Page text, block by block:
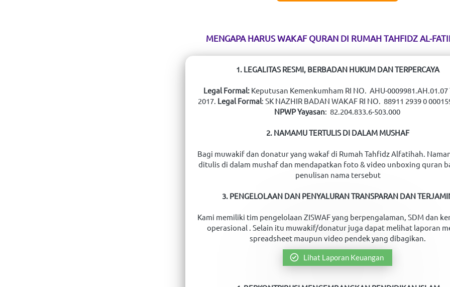
MENGAPA HARUS WAKAF QURAN DI RUMAH TAHFIDZ AL-
1. LEGALITAS RESMI, BERBADAN HUKUM DAN TERPERCAYA
Legal Formal: Keputusan Kemenkumham RI NO.  AHU-0009981.AH.01.07
2017. Legal Formal
NPWP Yayasan: 82.204.833.6-503.000
2. NAMAMU TERTULIS DI DALAM MUSHAF
Bagi muwakif dan donatur yang wakaf di Rumah Tahfidz Alfatihah.
ditulis di dalam mushaf dan mendapatkan foto & video unboxing quran
penulisan nama tersebut
3. PENGELOLAAN DAN PENYALURAN TRANSPARAN DAN
Kami memiliki tim pengelolaan ZISWAF yang berpengalaman, SDM dan
operasional . Selain itu muwakif/donatur juga dapat melihat laporan
spreadsheet maupun video pendek yang dibagikan.
` Lihat Laporan Keuangan